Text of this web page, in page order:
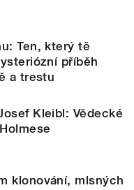
Ten, který tě
příběh
a trestu
Kleibl: Vědecké
klonování, mlsných